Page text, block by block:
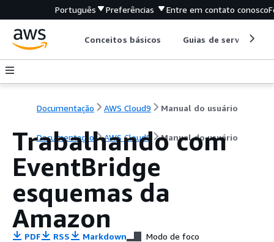
Português Preferências Entre em contato conosco
Conceitos básicos Guias de serviço
Documentação AWS Cloud9 Manual do usuário
Documentação AWS Cloud9 Manual do usuário
Trabalhando com
EventBridge
esquemas da
Amazon
PDF RSS Markdown Modo de foco